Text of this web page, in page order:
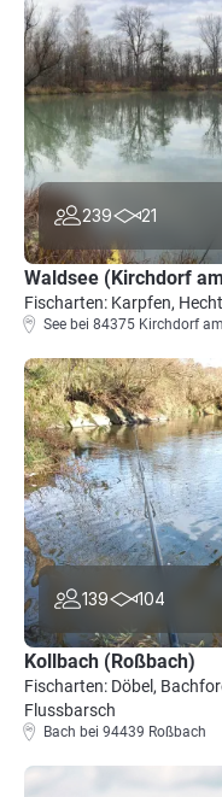
239 21
Waldsee (Kirchdorf
Fischarten: Karpfen,
See bei 84375 Kirchdorf
139 104
Kollbach (Roßbach)
Fischarten: Döbel,
Flussbarsch
Bach bei 94439 Roßbach